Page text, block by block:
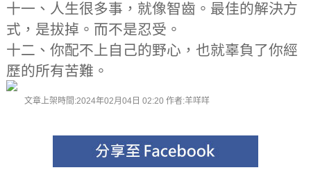
十一、人生很多事，就像智齒。最佳的解決方
式，是拔掉。而不是忍受。
十二、你配不上自己的野心，也就辜負了你經
歷的所有苦難。
文章上架時間:2024年02月04日 02:20 作者:羊咩咩